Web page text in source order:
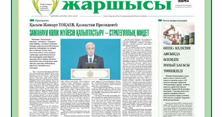
Инфекциялық ауруларға қарсы иммундау
жұмыстарының тиімділігі
06.08.2026
27
Көкжөтел ауруы туралы
06.08.2026
24
АПВ вакцинасы туралы мәлімет
06.08.2026
25
Open Air: Қызылорда облысы полиция